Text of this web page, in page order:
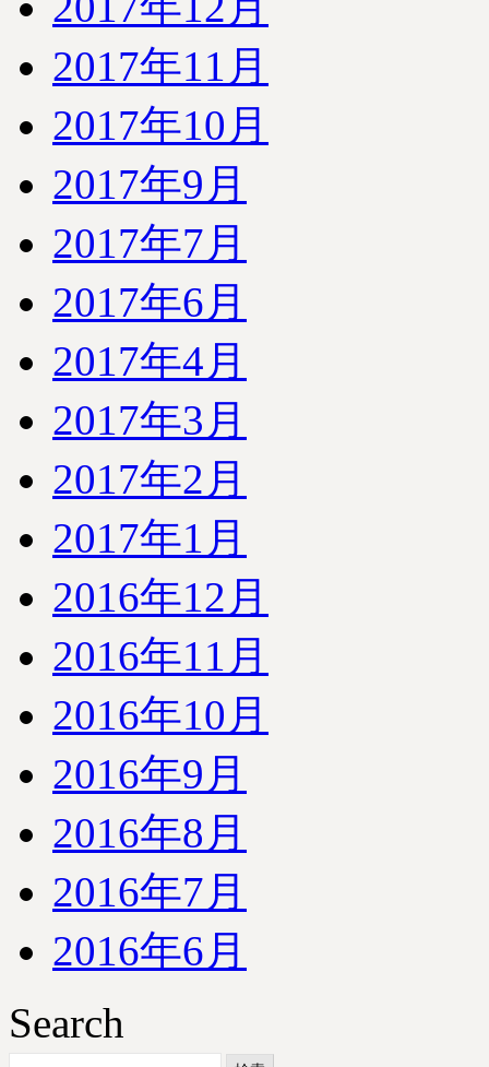
2017年11月
2017年10月
2017年9月
2017年7月
2017年6月
2017年4月
2017年3月
2017年2月
2017年1月
2016年12月
2016年11月
2016年10月
2016年9月
2016年8月
2016年7月
2016年6月
Search
検